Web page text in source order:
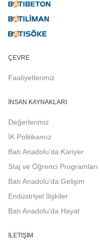
ÇEVRE
Faaliyetlerimiz
İNSAN KAYNAKLARI
Değerlerimiz
İK Politikamız
Batı Anadolu’da Kariyer
Staj ve Öğrenci Programları
Batı Anadolu’da Gelişim
Endüstriyel İlişkiler
Batı Anadolu’da Hayat
İLETIŞIM